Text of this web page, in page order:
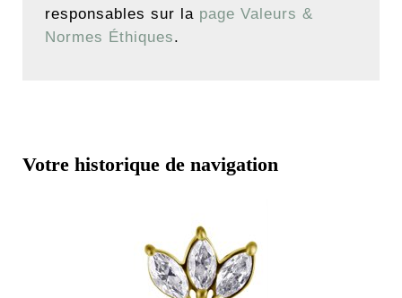
responsables sur la page Valeurs &
Normes Éthiques.
Votre historique de navigation